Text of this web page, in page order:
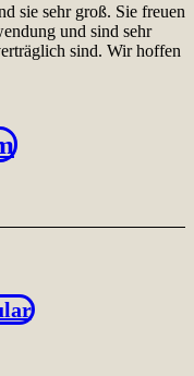
sie sehr groß. Sie freuen
und sind sehr
sind. Wir hoffen